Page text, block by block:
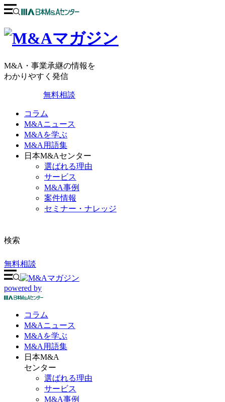
M&A・事業承継の情報を
わかりやすく発信
無料相談
コラム
M&Aニュース
M&Aを学ぶ
M&A用語集
日本M&Aセンター
選ばれる理由
サービス
M&A事例
案件情報
セミナー・ナレッジ
検索
無料相談
powered by
コラム
M&Aニュース
M&Aを学ぶ
M&A 用語集
日本M&A
センター
選ばれる理由
サービス
M&A事例